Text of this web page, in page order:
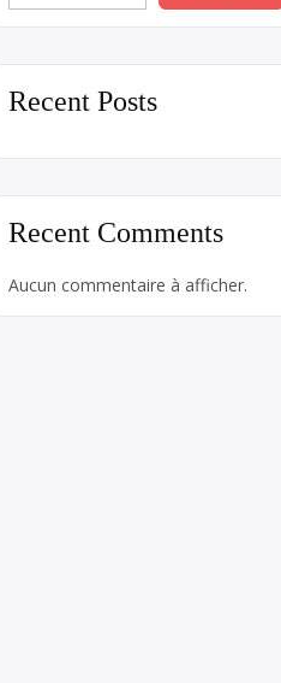
Recent Posts
Recent Comments
Aucun commentaire à afficher.